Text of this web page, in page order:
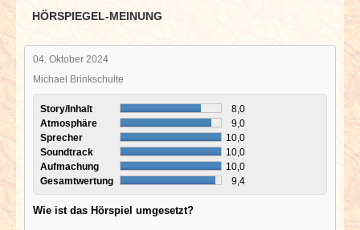
HÖRSPIEGEL-MEINUNG
04. Oktober 2024
Michael Brinkschulte
Story/Inhalt
8,0
Atmosphäre
9,0
Sprecher
10,0
Soundtrack
10,0
Aufmachung
10,0
Gesamtwertung
9,4
Wie ist das Hörspiel umgesetzt?